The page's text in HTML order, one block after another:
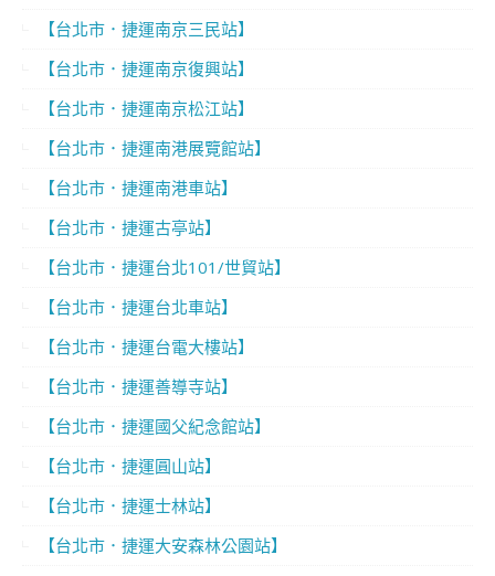
【台北市．捷運南京三民站】
【台北市．捷運南京復興站】
【台北市．捷運南京松江站】
【台北市．捷運南港展覽館站】
【台北市．捷運南港車站】
【台北市．捷運古亭站】
【台北市．捷運台北101/世貿站】
【台北市．捷運台北車站】
【台北市．捷運台電大樓站】
【台北市．捷運善導寺站】
【台北市．捷運國父紀念館站】
【台北市．捷運圓山站】
【台北市．捷運士林站】
【台北市．捷運大安森林公園站】